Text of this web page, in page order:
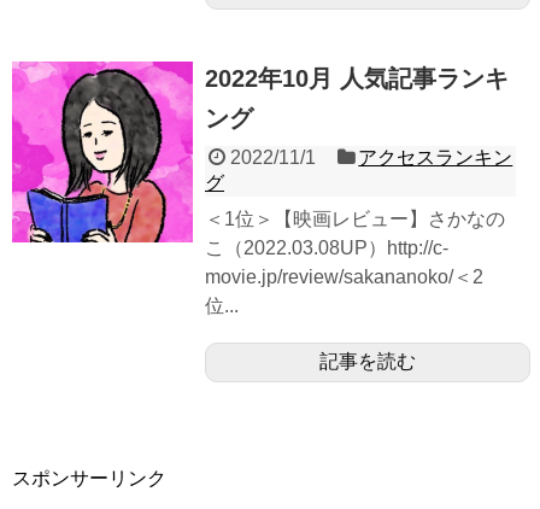
2022年10月 人気記事ランキ
ング
2022/11/1
アクセスランキン
グ
＜1位＞【映画レビュー】さかなの
こ（2022.03.08UP）http://c-
movie.jp/review/sakananoko/＜2
位...
記事を読む
スポンサーリンク